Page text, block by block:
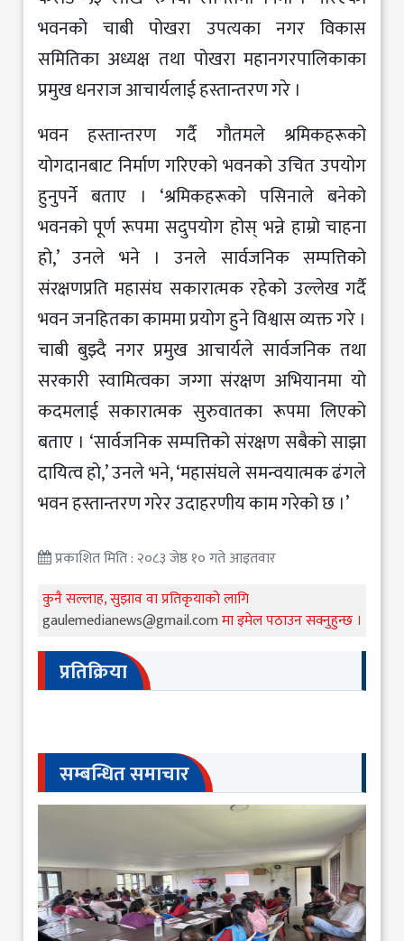
भवनको चाबी पोखरा उपत्यका नगर विकास
समितिका अध्यक्ष तथा पोखरा महानगरपालिकाका
प्रमुख धनराज आचार्यलाई हस्तान्तरण गरे ।
भवन हस्तान्तरण गर्दै गौतमले श्रमिकहरूको
योगदानबाट निर्माण गरिएको भवनको उचित उपयोग
हुनुपर्ने बताए । ‘श्रमिकहरूको पसिनाले बनेको
भवनको पूर्ण रूपमा सदुपयोग होस् भन्ने हाम्रो चाहना
हो,’ उनले भने । उनले सार्वजनिक सम्पत्तिको
संरक्षणप्रति महासंघ सकारात्मक रहेको उल्लेख गर्दै
भवन जनहितका काममा प्रयोग हुने विश्वास व्यक्त गरे ।
चाबी बुझ्दै नगर प्रमुख आचार्यले सार्वजनिक तथा
सरकारी स्वामित्वका जग्गा संरक्षण अभियानमा यो
कदमलाई सकारात्मक सुरुवातका रूपमा लिएको
बताए । ‘सार्वजनिक सम्पत्तिको संरक्षण सबैको साझा
दायित्व हो,’ उनले भने, ‘महासंघले समन्वयात्मक ढंगले
भवन हस्तान्तरण गरेर उदाहरणीय काम गरेको छ ।’
प्रकाशित मिति : २०८३ जेष्ठ १० गते आइतवार
कुनै सल्लाह, सुझाव वा प्रतिकृयाको लागि
gaulemedianews@gmail.comमा इमेल पठाउन सक्नुहुन्छ ।
प्रतिक्रिया
सम्बन्धित समाचार